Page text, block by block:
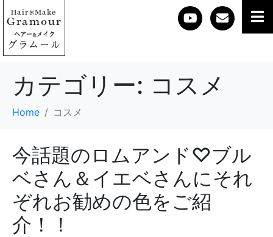
Hair&Make
Gramour
ヘアー&メイク
グラムール
カテゴリー: コスメ
Home コスメ
今話題のロムアンド♡ブル
ベさん＆イエベさんにそれ
ぞれお勧めの色をご紹
介！！